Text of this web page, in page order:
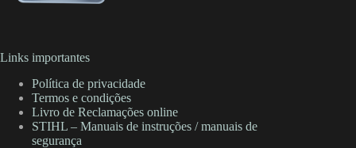
Links importantes
Política de privacidade
Termos e condições
Livro de Reclamações online
STIHL – Manuais de instruções / manuais de
segurança